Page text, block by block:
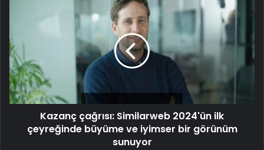
Kazanç çağrısı: Similarweb 2024'ün ilk
çeyreğinde büyüme ve iyimser bir görünüm
sunuyor